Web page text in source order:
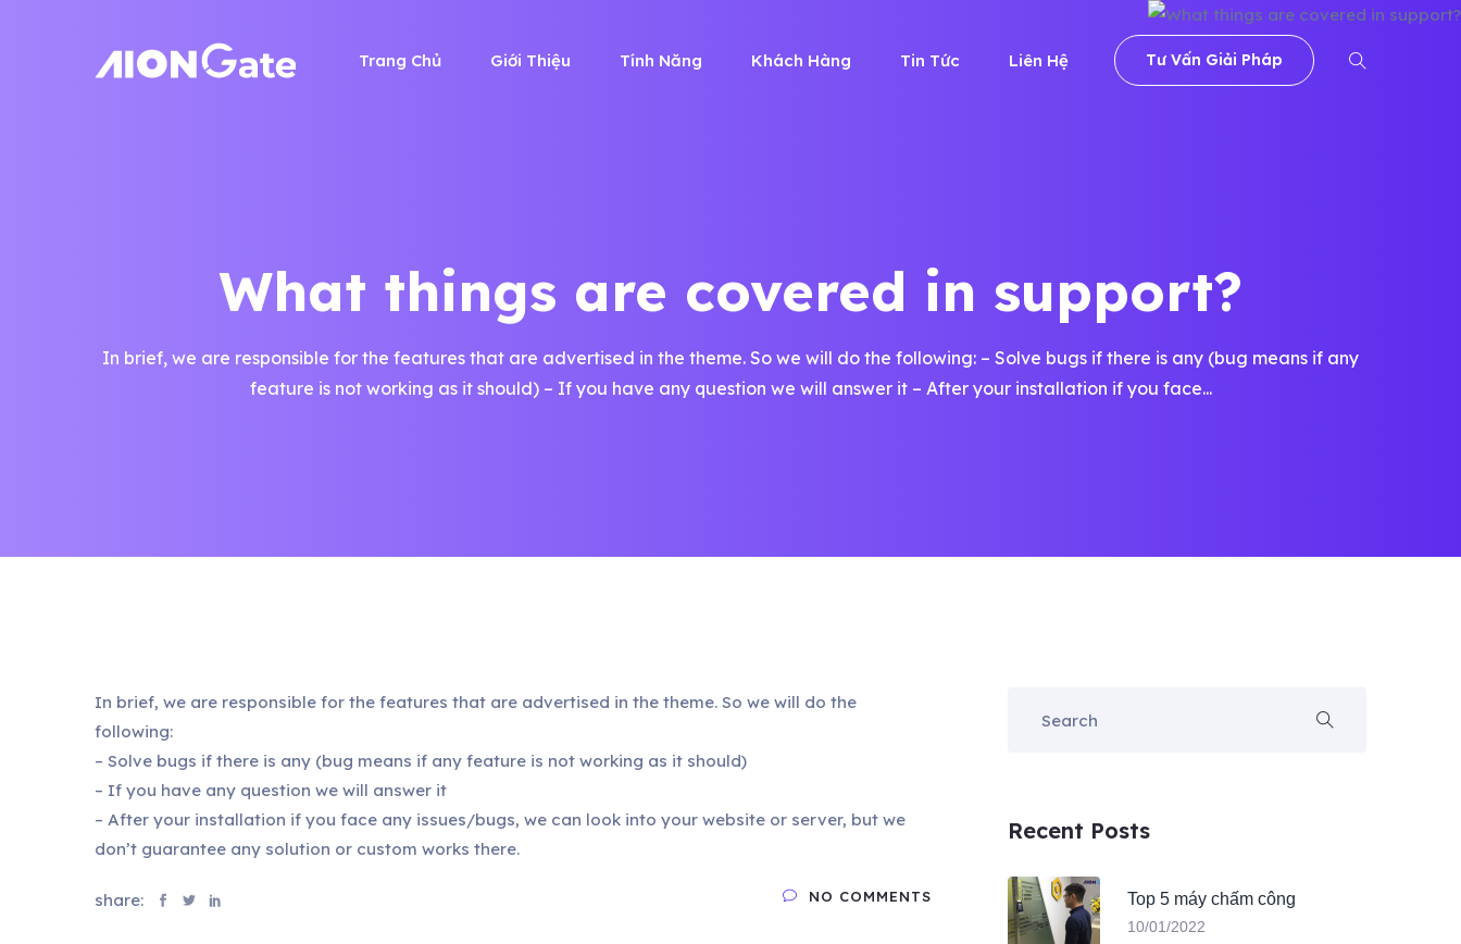
Trang Chủ Giới Thiệu Tính Năng Khách Hàng Tin Tức Liên Hệ Tư Vấn Giải Pháp
What things are covered in support?
In brief, we are responsible for the features that are advertised in the theme. So we will do the following: – Solve bugs if there is any (bug means if any
feature is not working as it should) – If you have any question we will answer it – After your installation if you face...
In brief, we are responsible for the features that are advertised in the theme. So we will do the
following:
– Solve bugs if there is any (bug means if any feature is not working as it should)
– If you have any question we will answer it
– After your installation if you face any issues/bugs, we can look into your website or server, but we
don’t guarantee any solution or custom works there.
share: NO COMMENTS
Recent Posts
Top 5 máy chấm công
10/01/2022